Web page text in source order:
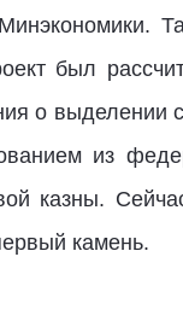
был
о выделении
из
казны.
камень.